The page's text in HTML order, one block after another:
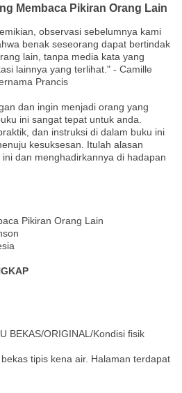
Membaca Pikiran Orang Lain
observasi sebelumnya kami
benak seseorang dapat bertindak
lain, tanpa media kata yang
lainnya yang terlihat." - Camille
Prancis
dan ingin menjadi orang yang
ini sangat tepat untuk anda.
dan instruksi di dalam buku ini
kesuksesan. Itulah alasan
dan menghadirkannya di hadapan
Pikiran Orang Lain
BEKAS/ORIGINAL/Kondisi fisik
tipis kena air. Halaman terdapat